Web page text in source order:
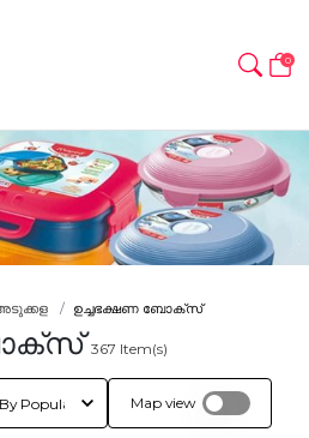
0
ഉച്ചഭക്ഷണ ബോക്സ്
367 Item(s)
Map view